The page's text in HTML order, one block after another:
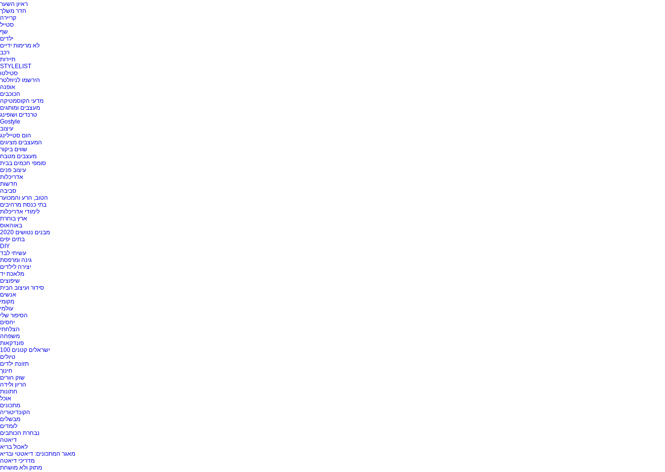
ראיון השער
חדר משלך
קריירה
סטייל
שף
ילדים
לא מרימות ידיים
רכב
תיירות
STYLELIST
סטילטו
הירשמו לניוזלטר
אופנה
הכוכבים
מדעי הקוסמטיקה
מעצבים ומותגים
טרנדים ושופינג
Gostyle
עיצוב
הום סטיילינג
המעצבים מציגים
שווים ביקור
מעצבים מטבח
סומפי חכמים בבית
עיצוב פנים
אדריכלות
חדשות
סביבה
הטוב, הרע והמכוער
בתי כנסת מרהיבים
לימודי אדריכלות
ארץ בוחרת
באוהאוס
מבנים נטושים 2020
בתים יפים
DIY
עשיתי לבד
גינה ומרפסת
יצירה לילדים
מלאכת יד
שיפוצים
סידור ועיצוב הבית
אנשים
מקומי
עולמי
הסיפור שלי
יחסים
הצלחתי
משפחה
פונדקאות
100 ישראלים קטנים
טיולים
תזונת ילדים
חינוך
שוק הורים
הריון ולידה
חתונות
אוכל
מתכונים
הקונדיטוריה
מבשלים
לומדים
נבחרת הכותבים
דיאטה
לאכול בריא
מאגר המתכונים: דיאטטי ובריא
מדריכי דיאטה
מתוק ולא מושחת